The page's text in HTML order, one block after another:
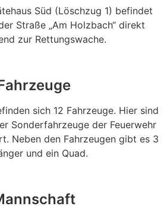
Süd (Löschzug 1) befindet
Straße „Am Holzbach“ direkt
zur Rettungswache.
sich 12 Fahrzeuge. Hier sind
Sonderfahrzeuge der Feuerwehr
Neben den Fahrzeugen gibt es 3
und ein Quad.